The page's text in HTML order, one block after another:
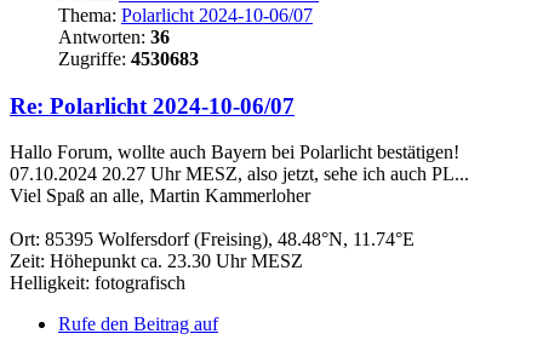
Thema: Polarlicht 2024-10-06/07
Antworten: 36
Zugriffe: 4530683
Re: Polarlicht 2024-10-06/07
Hallo Forum, wollte auch Bayern bei Polarlicht bestätigen!
07.10.2024 20.27 Uhr MESZ, also jetzt, sehe ich auch PL...
Viel Spaß an alle, Martin Kammerloher
Ort: 85395 Wolfersdorf (Freising), 48.48°N, 11.74°E
Zeit: Höhepunkt ca. 23.30 Uhr MESZ
Helligkeit: fotografisch
Rufe den Beitrag auf